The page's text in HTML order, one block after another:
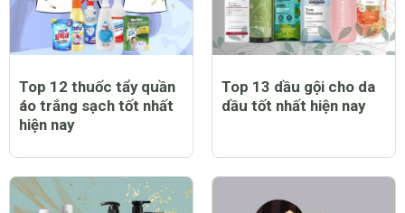
Top 12 thuốc tẩy quần
áo trắng sạch tốt nhất
hiện nay
Top 13 dầu gội cho da
dầu tốt nhất hiện nay